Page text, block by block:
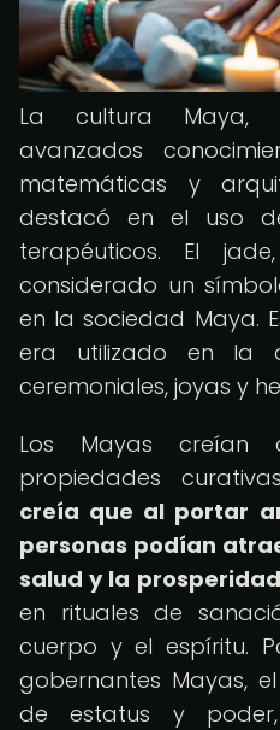
La cultura Maya,
avanzados
matemáticas y
destacó en el uso
terapéuticos. El
considerado un
en la sociedad Maya.
era utilizado en la
ceremoniales, joyas y
Los Mayas
propiedades
creía que al portar
personas podían
salud y la
en rituales de
cuerpo y el espíritu.
gobernantes Mayas,
de estatus y